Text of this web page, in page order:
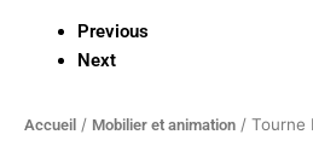
Previous
Next
Accueil / Mobilier et animation / Tourne